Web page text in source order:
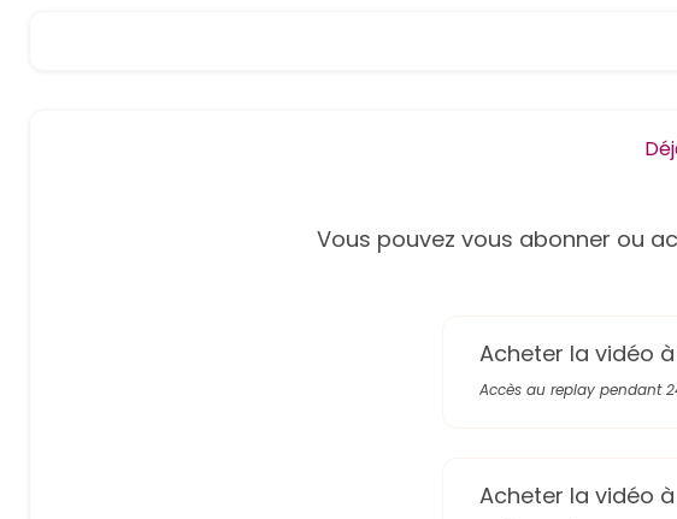
Vous pouvez vous abonner ou
Acheter la vidéo
Accès au replay pendant
Acheter la vidéo